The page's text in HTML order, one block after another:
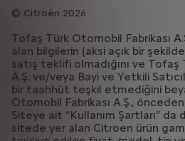
Citroën 2026
Tofaş Türk Otomobil Fabrikası
alan bilgilerin (aksi açık bir
satış teklifi olmadığını ve Tofaş
A.Ş. ve/veya Bayi ve Yetkili
bir taahhüt teşkil etmediğini
Otomobil Fabrikası A.Ş.,
Siteye ait “Kullanım Şartları” da
sitede yer alan Citroen ürün